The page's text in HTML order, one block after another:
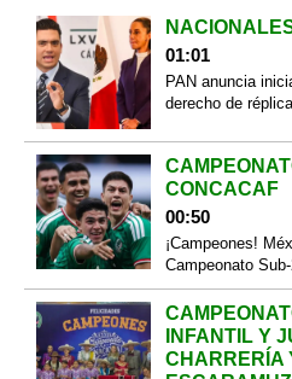
01:01
PAN anuncia
derecho de
CONCACAF
00:50
¡Campeones!
Campeonato
INFANTIL Y
CHARRERÍA